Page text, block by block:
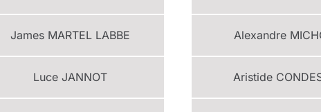
James MARTEL LABBE Alexandre
LuceJANNOT Aristide